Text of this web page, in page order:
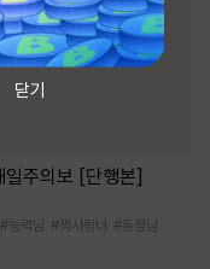
일주의보 [단행본]
#능력남 #짝사랑녀 #동정남
닫기